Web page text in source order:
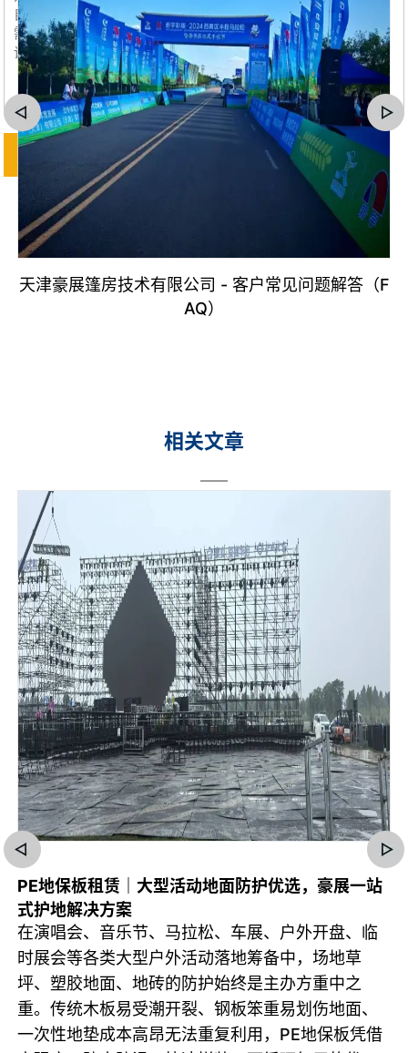
天津豪展篷房技术有限公司 - 客户常见问题解答（F
AQ）
相关文章
PE地保板租赁｜大型活动地面防护优选，豪展一站
式护地解决方案
在演唱会、音乐节、马拉松、车展、户外开盘、临
时展会等各类大型户外活动落地筹备中，场地草
坪、塑胶地面、地砖的防护始终是主办方重中之
重。传统木板易受潮开裂、钢板笨重易划伤地面、
一次性地垫成本高昂无法重复利用，PE地保板凭借